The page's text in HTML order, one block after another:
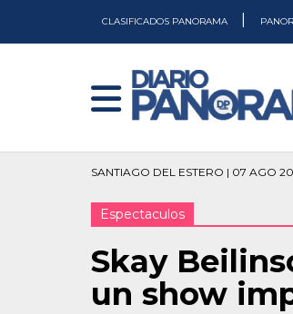
CLASIFICADOS PANORAMA
SANTIAGO DEL ESTERO | 07 AGO
Espectaculos
Skay
un show